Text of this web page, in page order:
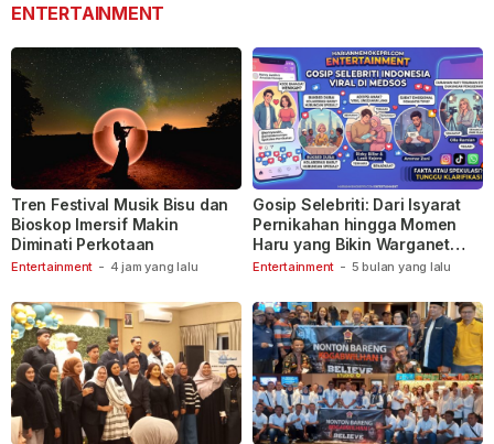
ENTERTAINMENT
Entertainment - 4 jam yang lalu
Tren Festival Musik Bisu dan
Bioskop Imersif Makin
Diminati Perkotaan
Entertainment - 5 bulan yang lalu
Gosip Selebriti: Dari Isyarat
Pernikahan hingga Momen
Haru yang Bikin Warganet
Berspekulasi